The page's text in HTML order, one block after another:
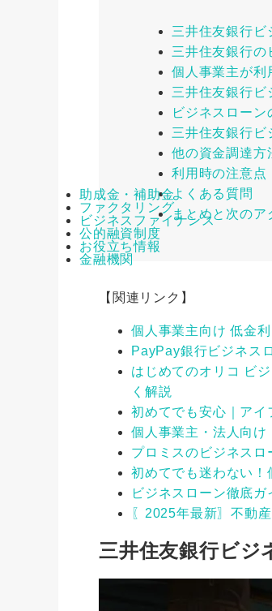
助成金・補助金
ファクタリング
ビジネスファイナンス
公的融資制度
お役立ち情報
金融機関
三井住友銀行ビ
三井住友銀行の
個人事業主が利
三井住友銀行ビ
ビジネスロー
三井住友銀行ビ
他の資金調達方
利用時の注意点
よくある質問
まとめと次のア
【関連リンク】
個人事業主向け 低金
PayPay銀行ビジネス
はじめてのオリコ ビ
く解説
初めてでも安心｜アイ
個人事業主・法人向
プロミスのビジネス
初めてでも迷わない
ビジネスローン徹底
〖2025年最新〗不動
三井住友銀行ビジ